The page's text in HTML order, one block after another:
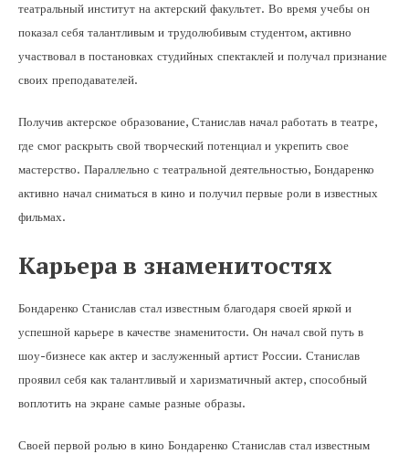
театральный институт на актерский факультет. Во время учебы он
показал себя талантливым и трудолюбивым студентом, активно
участвовал в постановках студийных спектаклей и получал признание
своих преподавателей.
Получив актерское образование, Станислав начал работать в театре,
где смог раскрыть свой творческий потенциал и укрепить свое
мастерство. Параллельно с театральной деятельностью, Бондаренко
активно начал сниматься в кино и получил первые роли в известных
фильмах.
Карьера в знаменитостях
Бондаренко Станислав стал известным благодаря своей яркой и
успешной карьере в качестве знаменитости. Он начал свой путь в
шоу-бизнесе как актер и заслуженный артист России. Станислав
проявил себя как талантливый и харизматичный актер, способный
воплотить на экране самые разные образы.
Своей первой ролью в кино Бондаренко Станислав стал известным